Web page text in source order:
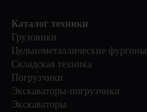
Каталог техники
Грузовики
Цельнометаллические фургоны
Складская техника
Погрузчики
Экскаваторы-погрузчики
Экскаваторы